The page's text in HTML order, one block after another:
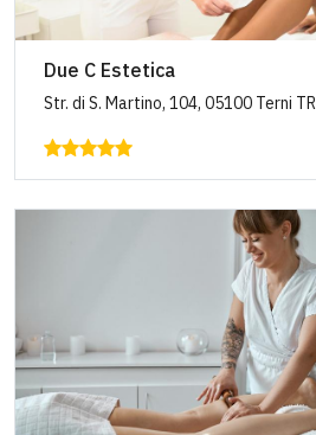
Due C Estetica
Str. di S. Martino, 104, 05100 Terni TR